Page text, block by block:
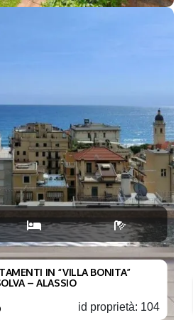
IN “VILLA BONITA”
– ALASSIO
id proprietà: 104